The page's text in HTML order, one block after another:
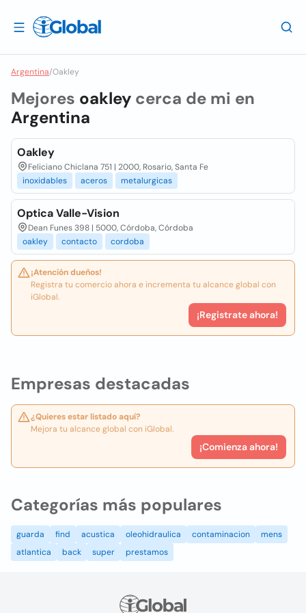
Argentina/Oakley
Empresas destacadas
¿Quieres estar listado aquí?
Mejora tu alcance global con iGlobal.
¡Comienza ahora!
Mejores oakley cerca de mi en
Argentina
Oakley
Feliciano Chiclana 751 | 2000, Rosario, Santa Fe
inoxidables
aceros metalurgicas
Optica Valle-Vision
Dean Funes 398 | 5000, Córdoba, Córdoba
oakley
contacto cordoba
¡Atención dueños!
Registra tu comercio ahora e incrementa tu alcance global con
iGlobal.
¡Registrate ahora!
Categorías más populares
guarda find acustica oleohidraulica contaminacion
mens
atlantica
back super prestamos